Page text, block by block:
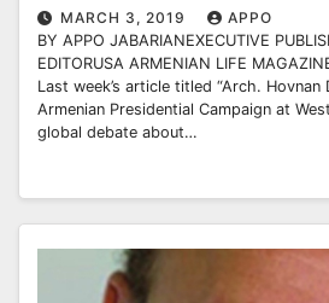
MARCH 3, 2019
APPO
BY APPO JABARIANEXECUTIVE
EDITORUSA ARMENIAN LIFE
Last week’s article titled “Arch. Hovnan
Armenian Presidential Campaign at
global debate about…